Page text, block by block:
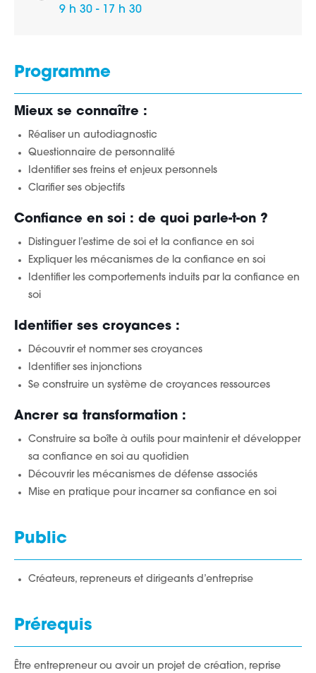
9 h 30 - 17 h 30
Programme
Mieux se connaître :
Réaliser un autodiagnostic
Questionnaire de personnalité
Identifier ses freins et enjeux personnels
Clarifier ses objectifs
Confiance en soi : de quoi parle-t-on ?
Distinguer l’estime de soi et la confiance en soi
Expliquer les mécanismes de la confiance en soi
Identifier les comportements induits par la confiance en
soi
Identifier ses croyances :
Découvrir et nommer ses croyances
Identifier ses injonctions
Se construire un système de croyances ressources
Ancrer sa transformation :
Construire sa boîte à outils pour maintenir et développer
sa confiance en soi au quotidien
Découvrir les mécanismes de défense associés
Mise en pratique pour incarner sa confiance en soi
Public
Créateurs, repreneurs et dirigeants d’entreprise
Prérequis
Être entrepreneur ou avoir un projet de création, reprise